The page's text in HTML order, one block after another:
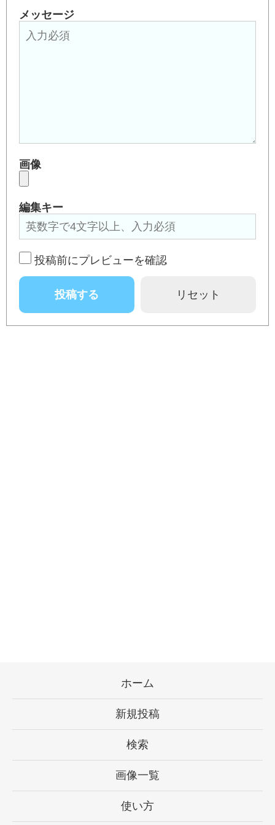
メッセージ
画像
編集キー
投稿前にプレビューを確認
ホーム
新規投稿
検索
画像一覧
使い方